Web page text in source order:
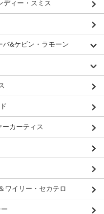
ディー・スミス
バ&ケビン・ラモーン
ーカーティス
ワイリー・セカテロ